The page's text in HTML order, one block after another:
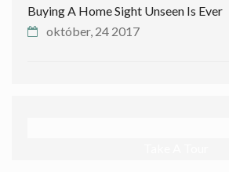
Buying A Home Sight Unseen Is Ever
október, 24 2017